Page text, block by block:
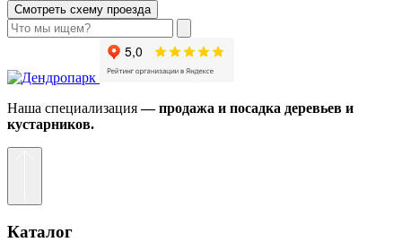
Смотреть схему проезда
Наша специализация— продажа и посадка деревьев и
кустарников.
Каталог